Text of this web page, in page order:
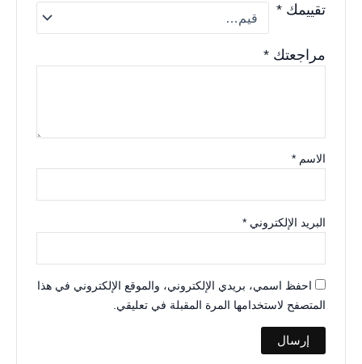
تقييمك*
مراجعتك*
الاسم*
البريد الإلكتروني*
احفظ اسمي، بريدي الإلكتروني، والموقع الإلكتروني في هذا
المتصفح لاستخدامها المرة المقبلة في تعليقي.